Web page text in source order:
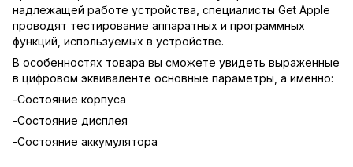
надлежащей работе устройства, специалисты Get Apple
проводят тестирование аппаратных и программных
функций, используемых в устройстве.
В особенностях товара вы сможете увидеть выраженные
в цифровом эквиваленте основные параметры, а именно:
-Состояние корпуса
-Состояние дисплея
-Состояние аккумулятора